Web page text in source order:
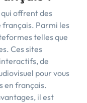
offrent des
français. Parmi les
telles que
Ces sites
de
pour vous
en français.
il est